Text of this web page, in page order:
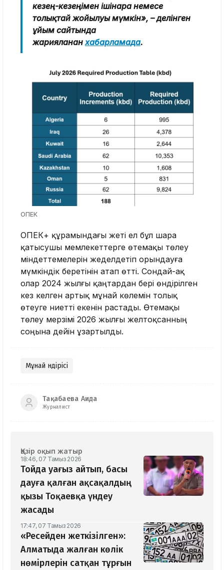
кезең-кезеңімен ішінара немесе
толықтай жойылуы мүмкін», – делінген
ұйым сайтында
жарияланғанхабарламада.
ОПЕК
ОПЕК+ құрамындағы жеті ел бұл шара
қатысушы мемлекеттерге өтемақы төлеу
міндеттемелерін жеделдетіп орындауға
мүмкіндік беретінін атап өтті. Сондай-ақ
олар 2024 жылғы қаңтардан бері өндірілген
кез келген артық мұнай көлемін толық
өтеуге ниетті екенін растады. Өтемақы
төлеу мерзімі 2026 жылғы желтоқсанның
соңына дейін ұзартылды.
Мұнай өндірісі
Тақабаева Аида
Журналист
Қазір оқып жатыр
18:46, 07 Тамыз 2026
Тойда уағыз айтып, басы
дауға қалған ақсақалдың
қызы Тоқаевқа үндеу
жасады
17:47, 07 Тамыз 2026
«Ресейден жеткізілген»:
Алматыда жалған көлік
нөмірлерін сатқан тұрғын